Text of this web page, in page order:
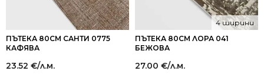
ПЪТЕКА 80СМ САНТИ 0775
КАФЯВА
23.52 €/л.м.
ПЪТЕКА 80СМ ЛОРА 041
БЕЖОВА
4 ширини
27.00 €/л.м.